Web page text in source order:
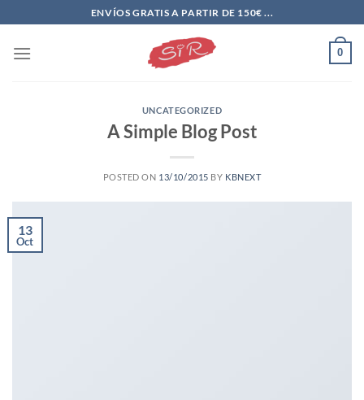
al
contenido
ENVÍOS GRATIS A PARTIR DE 150€ ...
0
UNCATEGORIZED
A Simple Blog Post
POSTED ON 13/10/2015 BY KBNEXT
13
Oct